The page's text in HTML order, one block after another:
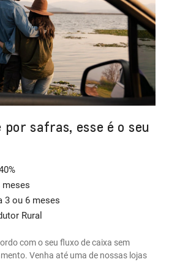
por safras, esse é o seu
meses
3 ou 6 meses
Rural
com o seu fluxo de caixa sem
Venha até uma de nossas lojas